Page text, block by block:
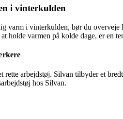
i vinterkulden
varm i vinterkulden, bør du
holde varmen på kolde dage, er en
arbejdstøj. Silvan tilbyder et
hos Silvan.